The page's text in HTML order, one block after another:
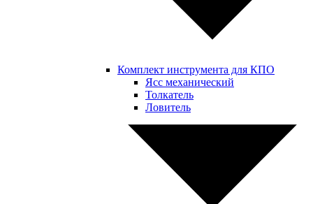
Комплект инструмента для КПО
Ясс механический
Толкатель
Ловитель